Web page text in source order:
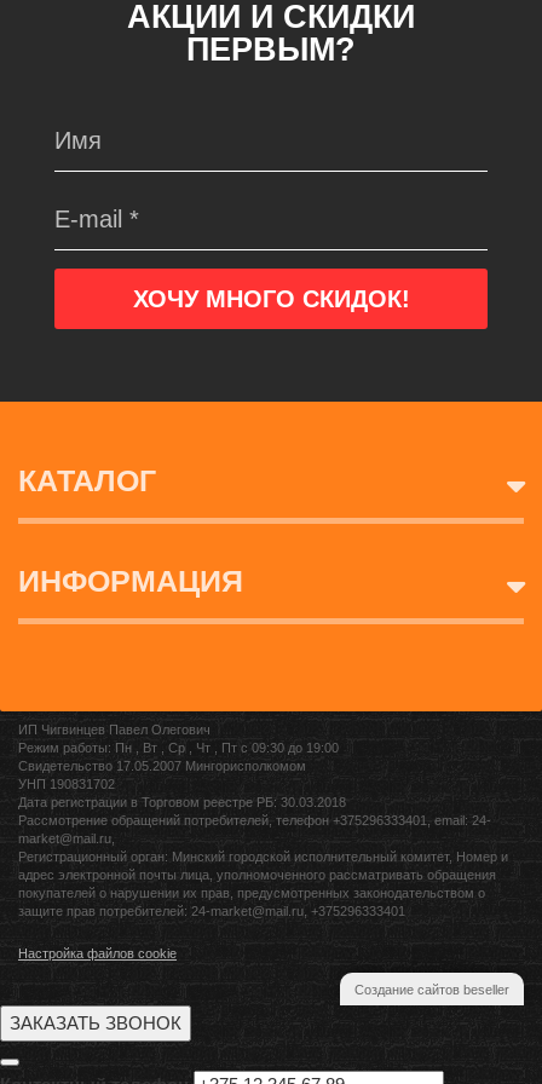
АКЦИИ И СКИДКИ
ПЕРВЫМ?
КАТАЛОГ
ИНФОРМАЦИЯ
ИП Чигвинцев Павел Олегович
Режим работы: Пн , Вт , Ср , Чт , Пт c 09:30 до 19:00
Свидетельство 17.05.2007 Мингорисполкомом
УНП 190831702
Дата регистрации в Торговом реестре РБ: 30.03.2018
Рассмотрение обращений потребителей, телефон +375296333401, email: 24-
market@mail.ru,
Регистрационный орган: Минский городской исполнительный комитет, Номер и
адрес электронной почты лица, уполномоченного рассматривать обращения
покупателей о нарушении их прав, предусмотренных законодательством о
защите прав потребителей: 24-market@mail.ru, +375296333401
Настройка файлов cookie
Создание сайтов beseller
ЗАКАЗАТЬ ЗВОНОК